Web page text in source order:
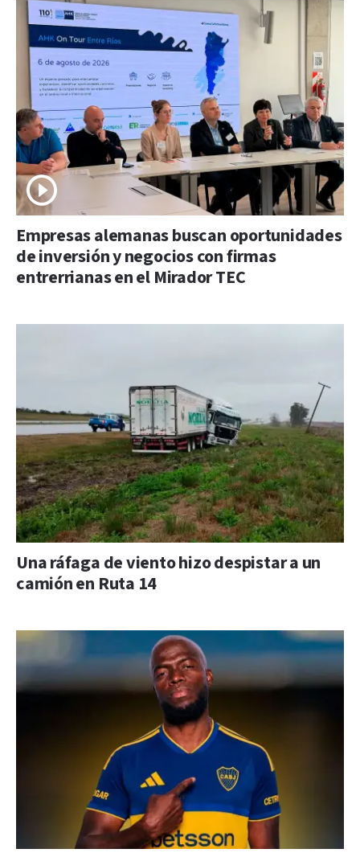
Empresas alemanas buscan oportunidades
de inversión y negocios con firmas
entrerrianas en el Mirador TEC
Una ráfaga de viento hizo despistar a un
camión en Ruta 14